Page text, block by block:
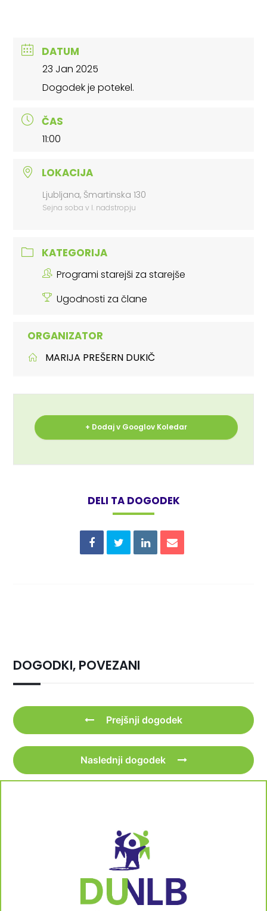
DATUM
23 Jan 2025
Dogodek je potekel.
ČAS
11:00
LOKACIJA
Ljubljana, Šmartinska 130
Sejna soba v I. nadstropju
KATEGORIJA
Programi starejši za starejše
Ugodnosti za člane
ORGANIZATOR
MARIJA PREŠERN DUKIČ
+ Dodaj v Googlov Koledar
DELI TA DOGODEK
DOGODKI, POVEZANI
Prejšnji dogodek
Naslednji dogodek